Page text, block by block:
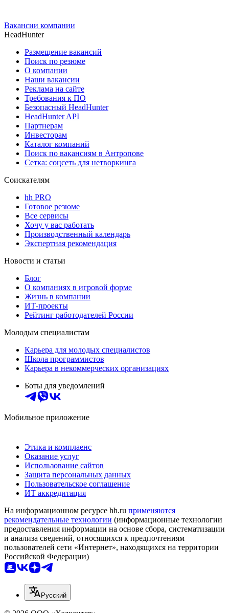
Вакансии компании
HeadHunter
Размещение вакансий
Поиск по резюме
О компании
Наши вакансии
Реклама на сайте
Требования к ПО
Безопасный HeadHunter
HeadHunter API
Партнерам
Инвесторам
Каталог компаний
Поиск по вакансиям в Антропове
Сетка: соцсеть для нетворкинга
Соискателям
hh PRO
Готовое резюме
Все сервисы
Хочу у вас работать
Производственный календарь
Экспертная рекомендация
Новости и статьи
Блог
О компаниях в игровой форме
Жизнь в компании
ИТ-проекты
Рейтинг работодателей России
Молодым специалистам
Карьера для молодых специалистов
Школа программистов
Карьера в некоммерческих организациях
Боты для уведомлений
Мобильное приложение
Этика и комплаенс
Оказание услуг
Использование сайтов
Защита персональных данных
Пользовательское соглашение
ИТ аккредитация
На информационном ресурсе hh.ru применяются
рекомендательные технологии (информационные технологии
предоставления информации на основе сбора, систематизации
и анализа сведений, относящихся к предпочтениям
пользователей сети «Интернет», находящихся на территории
Российской Федерации)
Русский